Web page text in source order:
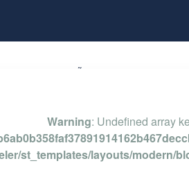
OBSERVAÇÃO DE AVES
Warning: Undefined array
st_templates/layouts/modern/